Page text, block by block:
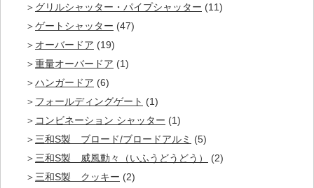
グリルシャッター・パイプシャッター (11)
ゲートシャッター (47)
オーバードア (19)
重量オーバードア (1)
ハンガードア (6)
フォールディングゲート (1)
コンビネーション シャッター (1)
三和S製 ブロード/ブロードアルミ (5)
三和S製 威風動々（いふうどうどう）
(2)
三和S製 クッキー (2)